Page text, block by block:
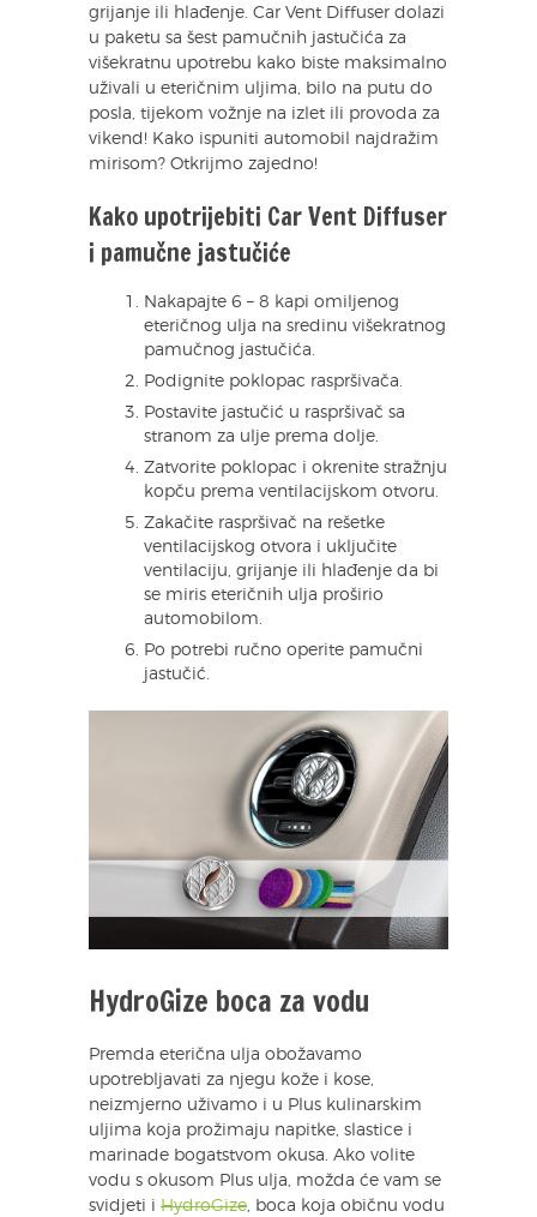
grijanje ili hlađenje. Car Vent Diffuser dolazi
u paketu sa šest pamučnih jastučića za
višekratnu upotrebu kako biste maksimalno
uživali u eteričnim uljima, bilo na putu do
posla, tijekom vožnje na izlet ili provoda za
vikend! Kako ispuniti automobil najdražim
mirisom? Otkrijmo zajedno!
Kako upotrijebiti Car Vent Diffuser
i pamučne jastučiće
Nakapajte 6 – 8 kapi omiljenog
eteričnog ulja na sredinu višekratnog
pamučnog jastučića.
Podignite poklopac raspršivača.
Postavite jastučić u raspršivač sa
stranom za ulje prema dolje.
Zatvorite poklopac i okrenite stražnju
kopču prema ventilacijskom otvoru.
Zakačite raspršivač na rešetke
ventilacijskog otvora i uključite
ventilaciju, grijanje ili hlađenje da bi
se miris eteričnih ulja proširio
automobilom.
Po potrebi ručno operite pamučni
jastučić.
HydroGize boca za vodu
Premda eterična ulja obožavamo
upotrebljavati za njegu kože i kose,
neizmjerno uživamo i u Plus kulinarskim
uljima koja prožimaju napitke, slastice i
marinade bogatstvom okusa. Ako volite
vodu s okusom Plus ulja, možda će vam se
svidjeti i HydroGize, boca koja običnu vodu